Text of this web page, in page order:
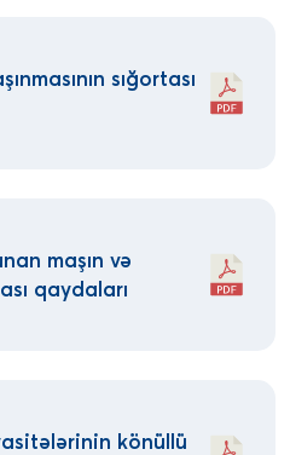
sığortası
maşın və
qaydaları
könüllü